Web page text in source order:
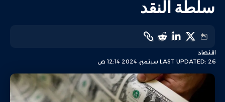
سلطة النقد
LAST UPDATED: 26 سبتمبر، 2024 12:14 ص
اقتصاد